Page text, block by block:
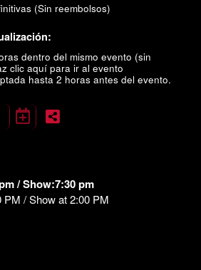
(Sin reembolsos)
dentro del mismo evento (sin
clic aquí para ir al evento
hasta 2 horas antes del evento.
/ Show:7:30 pm
PM / Show at 2:00 PM